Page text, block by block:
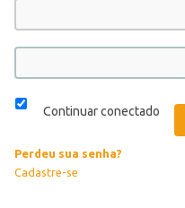
Continuar conectado
Perdeu sua senha?
Cadastre-se